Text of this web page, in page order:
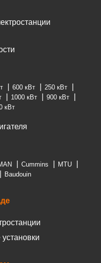
600 кВт
250 кВт
1000 кВт
900 кВт
кВт
Cummins
MTU
Baudouin